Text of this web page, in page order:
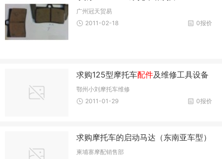
广州冠天贸易
0报价
2011-02-18
求购125型摩托车配件及维修工具设备
鄂州小刘摩托车维修
0报价
2011-01-29
求购摩托车的启动马达（东南亚车型）
柬埔寨摩配销售部